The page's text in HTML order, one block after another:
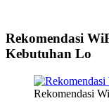
Rekomendasi
Kebutuhan Lo
Rekomendasi